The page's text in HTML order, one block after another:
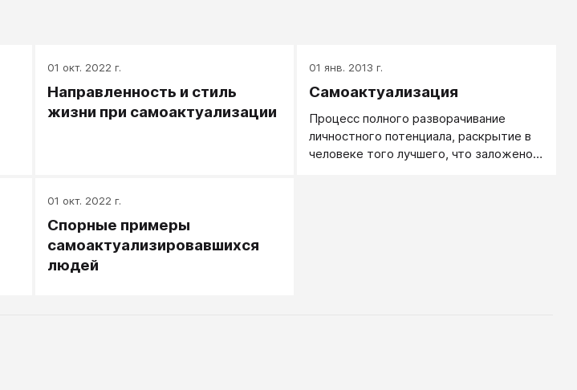
01 окт. 2022 г.
Направленность и стиль
жизни при самоактуализации
01 янв. 2013 г.
Самоактуализация
Процесс полного разворачивание
личностного потенциала, раскрытие в
человеке того лучшего, что заложено в
01 окт. 2022 г.
Спорные примеры
самоактуализировавшихся
людей